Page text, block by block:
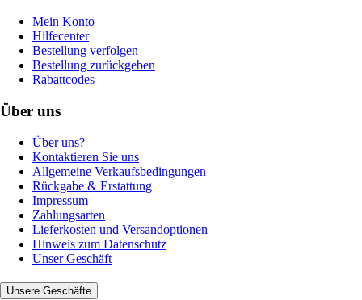
Mein Konto
Hilfecenter
Bestellung verfolgen
Bestellung zurückgeben
Rabattcodes
Über uns
Über uns?
Kontaktieren Sie uns
Allgemeine Verkaufsbedingungen
Rückgabe & Erstattung
Impressum
Zahlungsarten
Lieferkosten und Versandoptionen
Hinweis zum Datenschutz
Unser Geschäft
Unsere Geschäfte